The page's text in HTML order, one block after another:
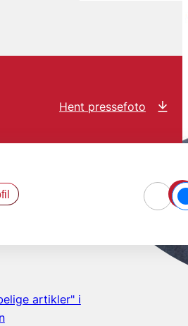
Hent pressefoto
artikler" i